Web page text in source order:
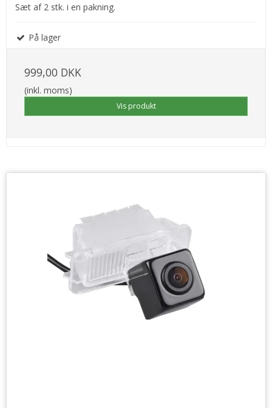
Sæt af 2 stk. i en pakning.
På lager
999,00 DKK
(inkl. moms)
Vis produkt